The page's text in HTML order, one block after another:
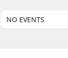
NO EVENTS